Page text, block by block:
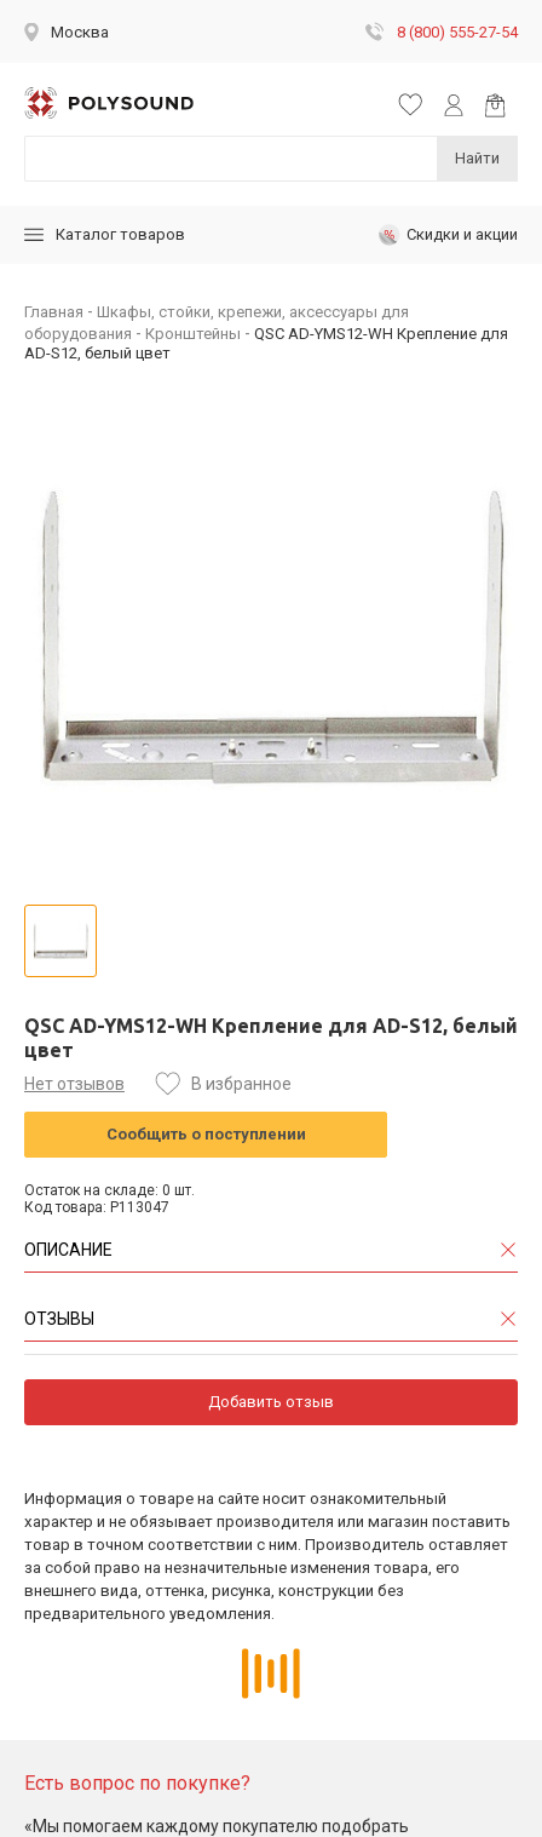
Москва 8 (800) 555-27-54
Найти
Каталог товаров Скидки и акции
Главная
Шкафы, стойки, крепежи, аксессуары для
оборудования
Кронштейны
QSC AD-YMS12-WH Крепление для
AD-S12, белый цвет
QSC AD-YMS12-WH Крепление для AD-S12, белый
цвет
Нет отзывов В избранное
Сообщить о поступлении
Остаток на складе: 0 шт.
Код товара: P113047
ОПИСАНИЕ
ОТЗЫВЫ
Добавить отзыв
Информация о товаре на сайте носит ознакомительный
характер и не обязывает производителя или магазин поставить
товар в точном соответствии с ним. Производитель оставляет
за собой право на незначительные изменения товара, его
внешнего вида, оттенка, рисунка, конструкции без
предварительного уведомления.
Есть вопрос по покупке?
«Мы помогаем каждому покупателю подобрать